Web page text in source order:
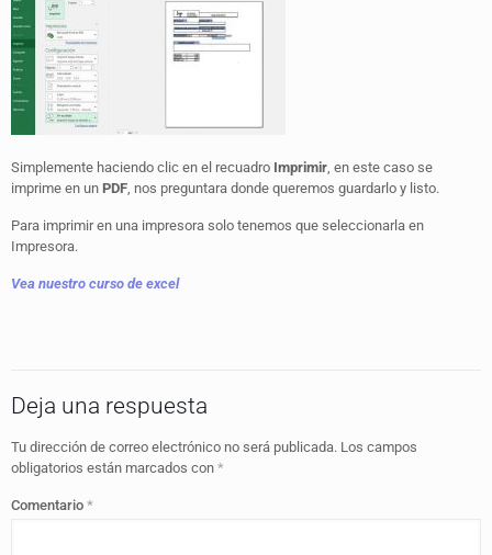
Simplemente haciendo clic en el recuadro Imprimir , en este caso se
imprime en un PDF , nos preguntara donde queremos guardarlo y listo.
Para imprimir en una impresora solo tenemos que seleccionarla en
Impresora.
Vea nuestro curso de excel
Deja una respuesta
Tu dirección de correo electrónico no será publicada. Los campos
obligatorios están marcados con *
Comentario *